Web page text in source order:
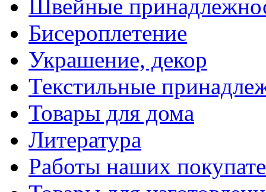
Швейные
Бисероплетение
Украшение, декор
Текстильные
Товары для дома
Литература
Работы наших